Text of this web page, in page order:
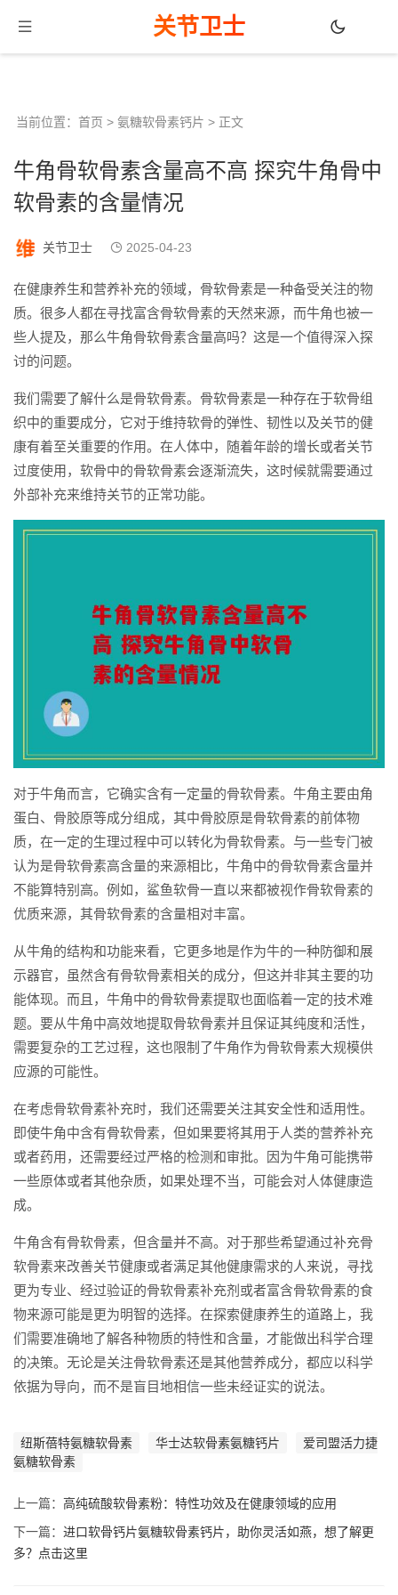
关节卫士
当前位置： 首页 > 氨糖软骨素钙片 > 正文
牛角骨软骨素含量高不高 探究牛角骨中
软骨素的含量情况
关节卫士 2025-04-23
在健康养生和营养补充的领域，骨软骨素是一种备受关注的物
质。很多人都在寻找富含骨软骨素的天然来源，而牛角也被一
些人提及，那么牛角骨软骨素含量高吗？这是一个值得深入探
讨的问题。
我们需要了解什么是骨软骨素。骨软骨素是一种存在于软骨组
织中的重要成分，它对于维持软骨的弹性、韧性以及关节的健
康有着至关重要的作用。在人体中，随着年龄的增长或者关节
过度使用，软骨中的骨软骨素会逐渐流失，这时候就需要通过
外部补充来维持关节的正常功能。
对于牛角而言，它确实含有一定量的骨软骨素。牛角主要由角
蛋白、骨胶原等成分组成，其中骨胶原是骨软骨素的前体物
质，在一定的生理过程中可以转化为骨软骨素。与一些专门被
认为是骨软骨素高含量的来源相比，牛角中的骨软骨素含量并
不能算特别高。例如，鲨鱼软骨一直以来都被视作骨软骨素的
优质来源，其骨软骨素的含量相对丰富。
从牛角的结构和功能来看，它更多地是作为牛的一种防御和展
示器官，虽然含有骨软骨素相关的成分，但这并非其主要的功
能体现。而且，牛角中的骨软骨素提取也面临着一定的技术难
题。要从牛角中高效地提取骨软骨素并且保证其纯度和活性，
需要复杂的工艺过程，这也限制了牛角作为骨软骨素大规模供
应源的可能性。
在考虑骨软骨素补充时，我们还需要关注其安全性和适用性。
即使牛角中含有骨软骨素，但如果要将其用于人类的营养补充
或者药用，还需要经过严格的检测和审批。因为牛角可能携带
一些原体或者其他杂质，如果处理不当，可能会对人体健康造
成。
牛角含有骨软骨素，但含量并不高。对于那些希望通过补充骨
软骨素来改善关节健康或者满足其他健康需求的人来说，寻找
更为专业、经过验证的骨软骨素补充剂或者富含骨软骨素的食
物来源可能是更为明智的选择。在探索健康养生的道路上，我
们需要准确地了解各种物质的特性和含量，才能做出科学合理
的决策。无论是关注骨软骨素还是其他营养成分，都应以科学
依据为导向，而不是盲目地相信一些未经证实的说法。
纽斯蓓特氨糖软骨素 华士达软骨素氨糖钙片
爱司盟活力捷
氨糖软骨素
上一篇： 高纯硫酸软骨素粉：特性功效及在健康领域的应用
下一篇： 进口软骨钙片氨糖软骨素钙片，助你灵活如燕，想了解更
多？点击这里